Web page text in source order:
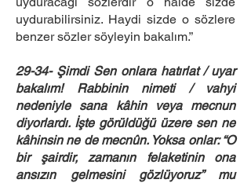
uydurabilirsiniz. Haydi sizde o sözlere
benzer sözler söyleyin bakalım.”
29-34- Şimdi Sen onlara hatırlat / uyar
bakalım! Rabbinin nimeti / vahyi
nedeniyle sana kâhin veya mecnun
diyorlardı. İşte görüldüğü üzere sen ne
kâhinsin ne de mecnûn. Yoksa onlar: “O
bir şairdir, zamanın felaketinin ona
ansızın gelmesini gözlüyoruz” mu